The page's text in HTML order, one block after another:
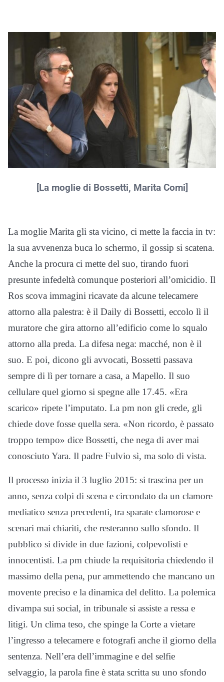
[La moglie di Bossetti, Marita Comi]
La moglie Marita gli sta vicino, ci mette la faccia in tv:
la sua avvenenza buca lo schermo, il gossip si scatena.
Anche la procura ci mette del suo, tirando fuori
presunte infedeltà comunque posteriori all’omicidio. Il
Ros scova immagini ricavate da alcune telecamere
attorno alla palestra: è il Daily di Bossetti, eccolo lì il
muratore che gira attorno all’edificio come lo squalo
attorno alla preda. La difesa nega: macché, non è il
suo. E poi, dicono gli avvocati, Bossetti passava
sempre di lì per tornare a casa, a Mapello. Il suo
cellulare quel giorno si spegne alle 17.45. «Era
scarico» ripete l’imputato. La pm non gli crede, gli
chiede dove fosse quella sera. «Non ricordo, è passato
troppo tempo» dice Bossetti, che nega di aver mai
conosciuto Yara. Il padre Fulvio sì, ma solo di vista.
Il processo inizia il 3 luglio 2015: si trascina per un
anno, senza colpi di scena e circondato da un clamore
mediatico senza precedenti, tra sparate clamorose e
scenari mai chiariti, che resteranno sullo sfondo. Il
pubblico si divide in due fazioni, colpevolisti e
innocentisti. La pm chiude la requisitoria chiedendo il
massimo della pena, pur ammettendo che mancano un
movente preciso e la dinamica del delitto. La polemica
divampa sui social, in tribunale si assiste a ressa e
litigi. Un clima teso, che spinge la Corte a vietare
l’ingresso a telecamere e fotografi anche il giorno della
sentenza. Nell’era dell’immagine e del selfie
selvaggio, la parola fine è stata scritta su uno sfondo